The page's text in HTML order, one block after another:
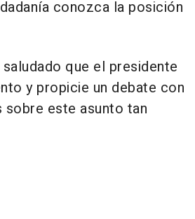
conozca la posición
que el presidente
y propicie un debate con
este asunto tan